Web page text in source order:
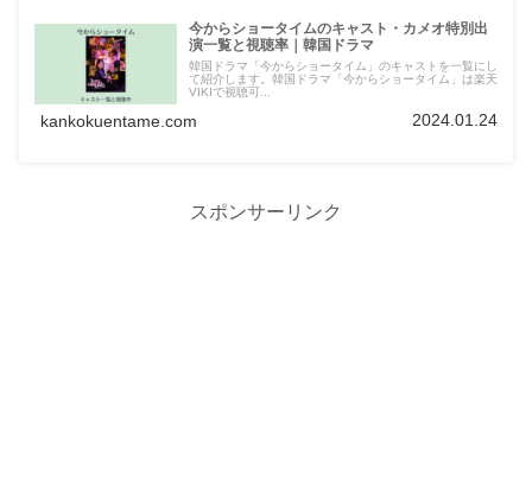
今からショータイムのキャスト・カメオ特別出
演一覧と視聴率｜韓国ドラマ
韓国ドラマ「今からショータイム」のキャストを一覧にし
て紹介します。韓国ドラマ「今からショータイム」は楽天
VIKIで視聴可...
kankokuentame.com 2024.01.24
スポンサーリンク